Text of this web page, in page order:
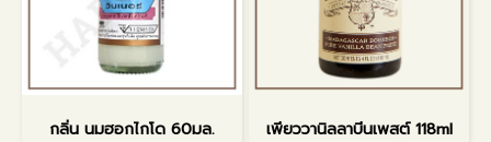
กลิ่น นมฮอกไกโด 60มล. เพียววานิลลาบีนเพสต์ 118ml